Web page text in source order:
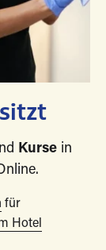
Kurse in
für
Hotel